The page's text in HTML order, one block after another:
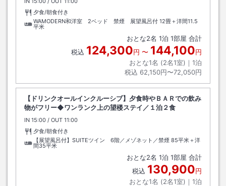
夕食/朝食付き
WAMODERN和洋室 2ベッド 禁煙 展望風呂付 12畳＋洋間11.5
平米
おとな2名 1泊 1部屋 合計
税込 124,300円 〜 144,100円
おとな1名 (2名1室)｜ 1泊
税込 62,150円〜72,050円
【ドリンクオールインクルーシブ】夕食時やＢＡＲでの飲み
物がフリー◆ワンランク上の望楼ステイ／１泊２食
IN チェックイン
15:00 / OUT チェックアウト
11:00
夕食/朝食付き
【展望風呂付】SUITEツイン 6階／メゾネット／禁煙 85平米＋洋
間35平米
おとな2名 1泊 1部屋 合計
税込 130,900円
おとな1名 (2名1室)｜ 1泊